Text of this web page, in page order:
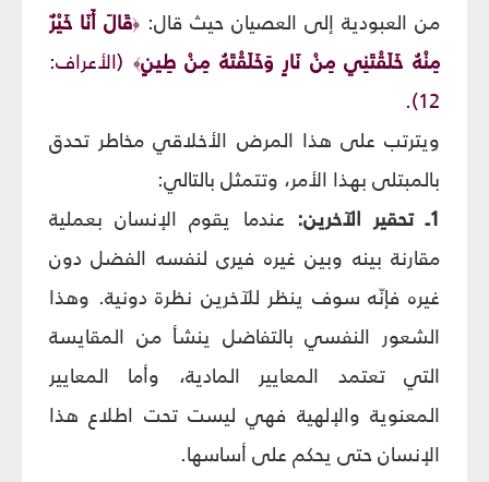
من العبودية إلى العصيان حيث قال: ﴿قَالَ أَنَا خَيْرٌ
مِنْهُ خَلَقْتَنِي مِنْ نَارٍ وَخَلَقْتَهُ مِنْ طِينٍ﴾ (الأعراف:
12).
ويترتب على هذا المرض الأخلاقي مخاطر تحدق
بالمبتلى بهذا الأمر، وتتمثل بالتالي:
1ـ تحقير الآخرين:
عندما يقوم الإنسان بعملية
مقارنة بينه وبين غيره فيرى لنفسه الفضل دون
غيره فإنّه سوف ينظر للآخرين نظرة دونية. وهذا
الشعور النفسي بالتفاضل ينشأ من المقايسة
التي تعتمد المعايير المادية، وأما المعايير
المعنوية والإلهية فهي ليست تحت اطلاع هذا
الإنسان حتى يحكم على أساسها.